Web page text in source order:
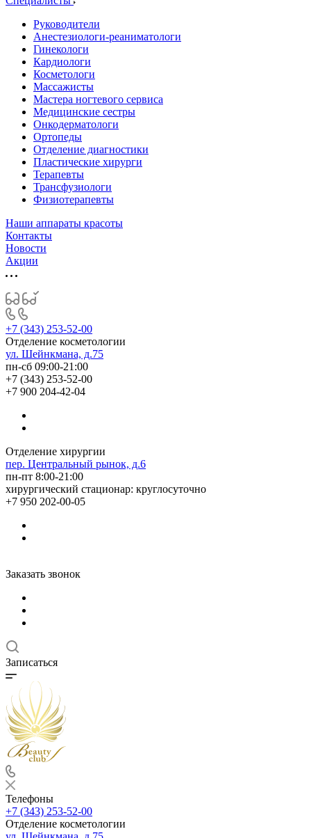
Руководители
Анестезиологи-реаниматологи
Гинекологи
Кардиологи
Косметологи
Массажисты
Мастера ногтевого сервиса
Медицинские сестры
Онкодерматологи
Ортопеды
Отделение диагностики
Пластические хирурги
Терапевты
Трансфузиологи
Физиотерапевты
Наши аппараты красоты
Контакты
Новости
Акции
+7 (343) 253-52-00
Отделение косметологии
ул. Шейнкмана, д.75
пн-сб 09:00-21:00
+7 (343) 253-52-00
+7 900 204-42-04
Отделение хирургии
пер. Центральный рынок, д.6
пн-пт 8:00-21:00
хирургический стационар: круглосуточно
+7 950 202-00-05
Заказать звонок
Записаться
Телефоны
+7 (343) 253-52-00
Отделение косметологии